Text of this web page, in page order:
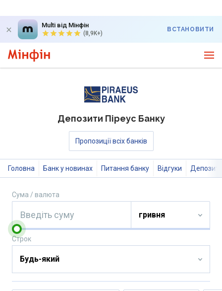
Multi від Мінфін
(8,9K+)
ВСТАНОВИТИ
Депозити Піреус Банку
Пропозиції всіх банків
Головна Банк у новинах Питання банку Відгуки
Сума / валюта
Строк